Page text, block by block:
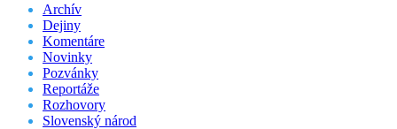
Archív
Dejiny
Komentáre
Novinky
Pozvánky
Reportáže
Rozhovory
Slovenský národ